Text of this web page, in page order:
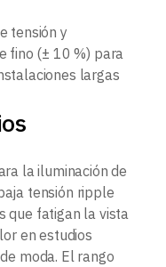
tensión y
fino (± 10 %) para
largas
la iluminación de
tensión ripple
que fatigan la vista
en estudios
moda. El rango